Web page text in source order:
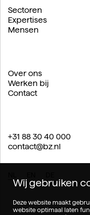
Wij gebruiken
Deze website maakt
website optimaal laten
Sectoren
Expertises
Mensen
Over ons
Werken bij
Contact
+31 88 30 40 000
contact@bz.nl